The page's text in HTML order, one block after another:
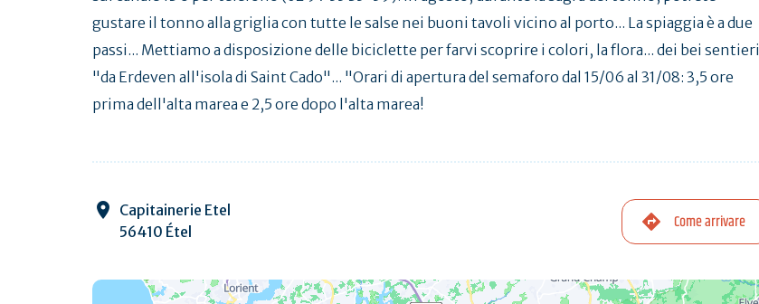
gustare il tonno alla griglia con tutte le salse nei buoni tavoli vicino al porto... La spiaggia è a due
passi... Mettiamo a disposizione delle biciclette per farvi scoprire i colori, la flora... dei bei sentieri
"da Erdeven all'isola di Saint Cado"... "Orari di apertura del semaforo dal 15/06 al 31/08: 3,5 ore
prima dell'alta marea e 2,5 ore dopo l'alta marea!
Capitainerie Etel
56410 Étel
Come arrivare